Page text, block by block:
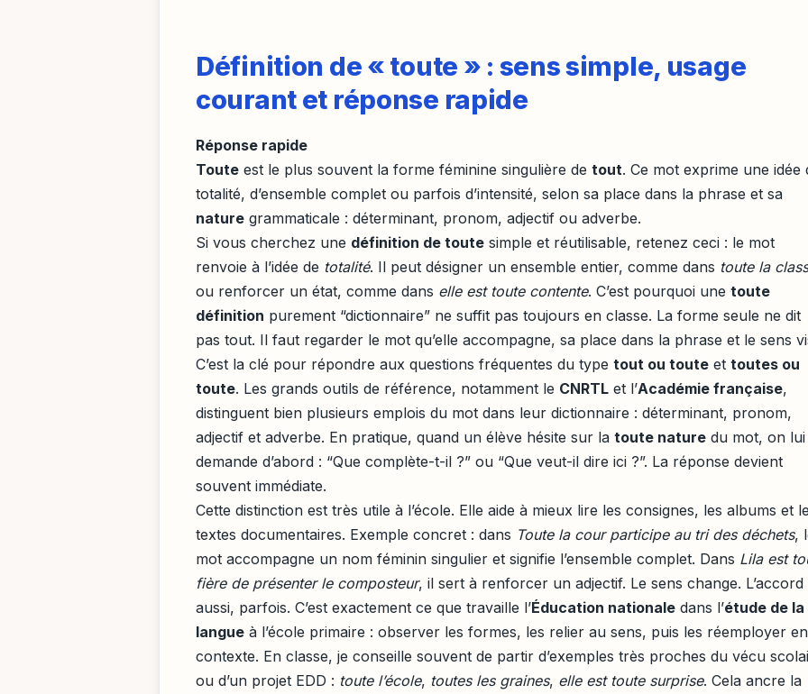
Définition de « toute » : sens simple, usage
courant et réponse rapide
Réponse rapide
Toute est le plus souvent la forme féminine singulière de tout. Ce mot exprime une idée
totalité, d’ensemble complet ou parfois d’intensité, selon sa place dans la phrase et sa
nature grammaticale : déterminant, pronom, adjectif ou adverbe.
Si vous cherchez une définition de toute simple et réutilisable, retenez ceci : le mot
renvoie à l’idée de totalité. Il peut désigner un ensemble entier, comme dans toute la
ou renforcer un état, comme dans elle est toute contente. C’est pourquoi une toute
définition purement “dictionnaire” ne suffit pas toujours en classe. La forme seule ne dit
pas tout. Il faut regarder le mot qu’elle accompagne, sa place dans la phrase et le sens
C’est la clé pour répondre aux questions fréquentes du type tout ou toute et toutes ou
toute. Les grands outils de référence, notamment le CNRTL et l’Académie française,
distinguent bien plusieurs emplois du mot dans leur dictionnaire : déterminant, pronom,
adjectif et adverbe. En pratique, quand un élève hésite sur la toute nature du mot, on lui
demande d’abord : “Que complète-t-il ?” ou “Que veut-il dire ici ?”. La réponse devient
souvent immédiate.
Cette distinction est très utile à l’école. Elle aide à mieux lire les consignes, les albums et
textes documentaires. Exemple concret : dans Toute la cour participe au tri des déchets,
mot accompagne un nom féminin singulier et signifie l’ensemble complet. Dans Lila est
fière de présenter le composteur, il sert à renforcer un adjectif. Le sens change. L’accord
aussi, parfois. C’est exactement ce que travaille l’Éducation nationale dans l’étude de la
langue à l’école primaire : observer les formes, les relier au sens, puis les réemployer en
contexte. En classe, je conseille souvent de partir d’exemples très proches du vécu
ou d’un projet EDD : toute l’école, toutes les graines, elle est toute surprise. Cela ancre la